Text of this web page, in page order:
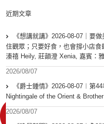
近期文章
《想講就講》2026-08-07｜要
住觀眾；只要好食，也會撐小店
溱禧 Heily, 莊韻澄 Xenia, 嘉賓：
2026/08/07
《爵士鍾情》2026-08-07︱第
Nightingale of the Orient &
2026/08/07